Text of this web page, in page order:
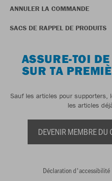
ANNULER LA COMMANDE
SACS DE RAPPEL DE PRODUITS
ASSURE-TOI
SUR TA
Sauf les articles pour supporters,
les articles
DEVENIR MEMBRE DU
Déclaration d'accessibilité